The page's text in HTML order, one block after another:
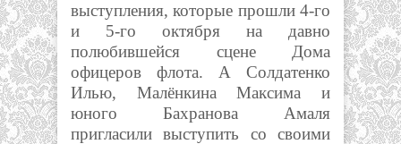
выступления, которые прошли 4-го
и 5-го октября на давно
полюбившейся сцене Дома
офицеров флота. А Солдатенко
Илью, Малёнкина Максима и
юного Бахранова Амаля
пригласили выступить со своими